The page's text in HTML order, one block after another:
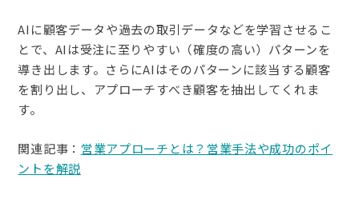
AIに顧客データや過去の取引データなどを学習させるこ
とで、AIは受注に至りやすい（確度の高い）パターンを
導き出します。さらにAIはそのパターンに該当する顧客
を割り出し、アプローチすべき顧客を抽出してくれま
す。
関連記事： 営業アプローチとは？営業手法や成功のポイ
ントを解説